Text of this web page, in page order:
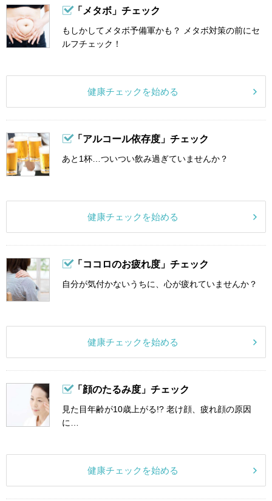
「メタボ」チェック
もしかしてメタボ予備軍かも？ メタボ対策の前にセ
ルフチェック！
健康チェックを始める
「アルコール依存度」チェック
あと1杯…ついつい飲み過ぎていませんか？
健康チェックを始める
「ココロのお疲れ度」チェック
自分が気付かないうちに、心が疲れていませんか？
健康チェックを始める
「顔のたるみ度」チェック
見た目年齢が10歳上がる!? 老け顔、疲れ顔の原因
に…
健康チェックを始める